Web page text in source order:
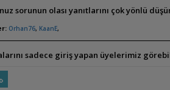
sorunun olası yanıtlarını çok yönlü
Orhan76, KaanE,
sadece giriş yapan üyelerimiz